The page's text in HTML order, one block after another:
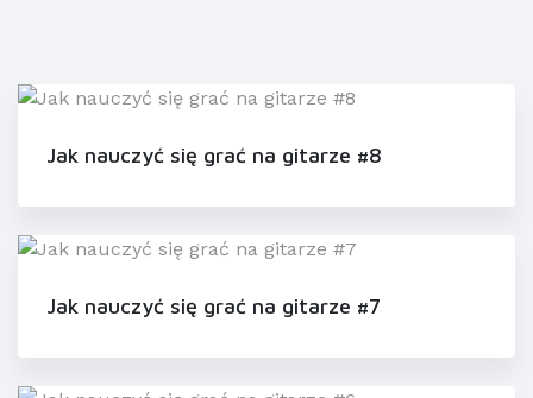
Jak nauczyć się grać na gitarze #8
Jak nauczyć się grać na gitarze #7